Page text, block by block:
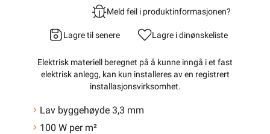
Meld feil i produktinformasjonen?
Lagre til senere Lagre i dinønskeliste
Elektrisk materiell beregnet på å kunne inngå i et fast
elektrisk anlegg, kan kun installeres av en registrert
installasjonsvirksomhet.
Lav byggehøyde 3,3 mm
100 W per m²